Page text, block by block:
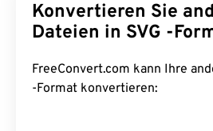
basierendes Dateiformat. Es
Extensible Markup Language (
Animationen. Der Hauptvorteil
wie der Name schon sagt, ihre
Konvertieren Sie
Dateien in SVG -
FreeConvert.com kann Ihre
-Format konvertieren: